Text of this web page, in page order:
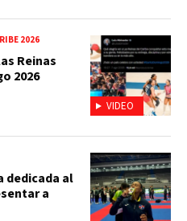
VIDEO
2026
Reinas
2026
dedicada al
a